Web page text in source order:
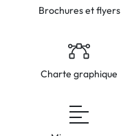
Brochures et flyers
Charte graphique